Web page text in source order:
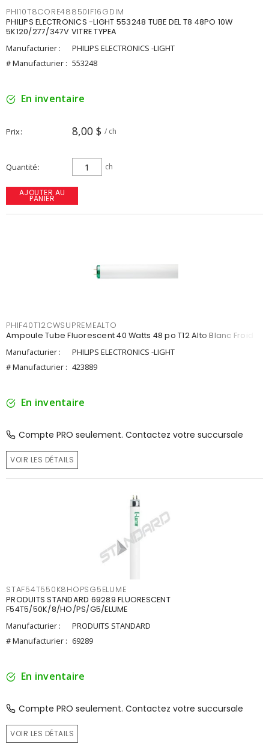
PHI10T8CORE48850IF16GDIM
PHILIPS ELECTRONICS -LIGHT 553248 TUBE DEL T8 48PO 10W
5K120/277/347V VITRE TYPEA
Manufacturier :
PHILIPS ELECTRONICS -LIGHT
# Manufacturier : 553248
En inventaire
Prix 8,00 $ / ch
Quantité ch
AJOUTER AU
PANIER
PHIF40T12CWSUPREMEALTO
Ampoule Tube Fluorescent 40 Watts 48 po T12 Alto Blanc Froid
Manufacturier :
PHILIPS ELECTRONICS -LIGHT
# Manufacturier : 423889
En inventaire
Compte PRO seulement. Contactez votre succursale
VOIR LES DÉTAILS
STAF54T550K8HOPSG5ELUME
PRODUITS STANDARD 69289 FLUORESCENT
F54T5/50K/8/HO/PS/G5/ELUME
Manufacturier :
PRODUITS STANDARD
# Manufacturier : 69289
En inventaire
Compte PRO seulement. Contactez votre succursale
VOIR LES DÉTAILS